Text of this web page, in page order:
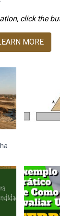
click the
MORE